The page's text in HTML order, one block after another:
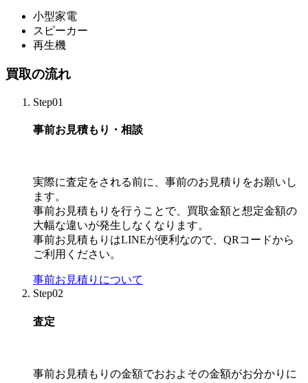
小型家電
スピーカー
再生機
買取の流れ
Step01
事前お見積もり・相談
実際に査定をされる前に、事前のお見積りをお願いし
ます。
事前お見積もりを行うことで、買取金額と想定金額の
大幅な違いが発生しなくなります。
事前お見積もりはLINEが便利なので、QRコードから
ご利用ください。
事前お見積りについて
Step02
査定
事前お見積もりの金額でおおよその金額がお分かりに